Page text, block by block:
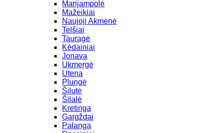
Marijampolė
Mažeikiai
Naujoji Akmenė
Telšiai
Tauragė
Kėdainiai
Jonava
Ukmergė
Utena
Plungė
Šilutė
Šilalė
Kretinga
Gargždai
Palanga